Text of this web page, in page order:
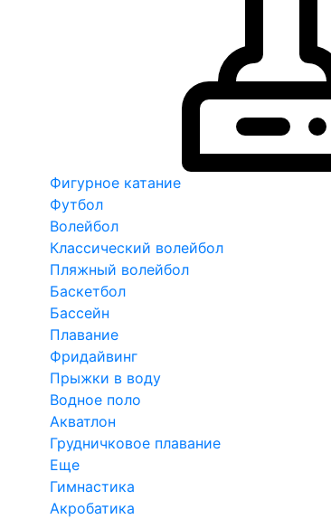
Фигурное катание
Футбол
Волейбол
Классический волейбол
Пляжный волейбол
Баскетбол
Бассейн
Плавание
Фридайвинг
Прыжки в воду
Водное поло
Акватлон
Грудничковое плавание
Еще
Гимнастика
Акробатика